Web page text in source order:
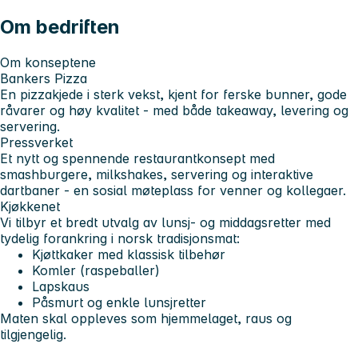
Om bedriften
Om konseptene
Bankers Pizza
En pizzakjede i sterk vekst, kjent for ferske bunner, gode
råvarer og høy kvalitet - med både takeaway, levering og
servering.
Pressverket
Et nytt og spennende restaurantkonsept med
smashburgere, milkshakes, servering og interaktive
dartbaner - en sosial møteplass for venner og kollegaer.
Kjøkkenet
Vi tilbyr et bredt utvalg av lunsj- og middagsretter med
tydelig forankring i norsk tradisjonsmat:
Kjøttkaker med klassisk tilbehør
Komler (raspeballer)
Lapskaus
Påsmurt og enkle lunsjretter
Maten skal oppleves som hjemmelaget, raus og
tilgjengelig.